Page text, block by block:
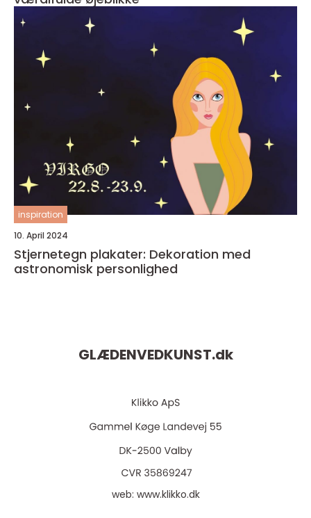
inspiration
10. April 2024
Stjernetegn plakater: Dekoration med
astronomisk personlighed
GLÆDENVEDKUNST.dk
web: www.klikko.dk